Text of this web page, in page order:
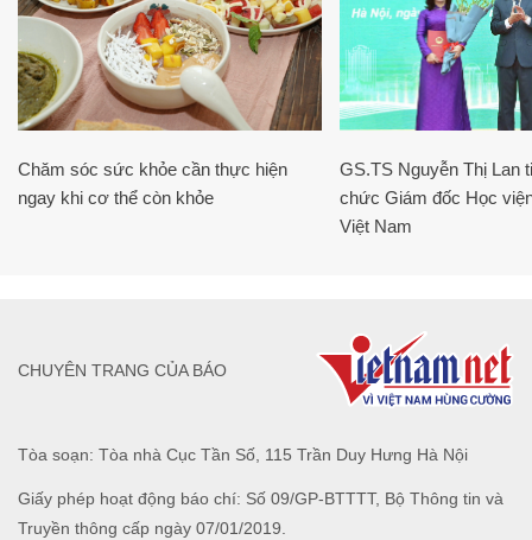
Chăm sóc sức khỏe cần thực hiện
ngay khi cơ thể còn khỏe
GS.TS Nguyễn Thị Lan
chức Giám đốc Học
Việt Nam
Tòa soạn: Tòa nhà Cục Tần Số, 115 Trần Duy Hưng Hà Nội
Giấy phép hoạt động báo chí: Số 09/GP-BTTTT, Bộ Thông tin và
Truyền thông cấp ngày 07/01/2019.
CHUYÊN TRANG CỦA BÁO